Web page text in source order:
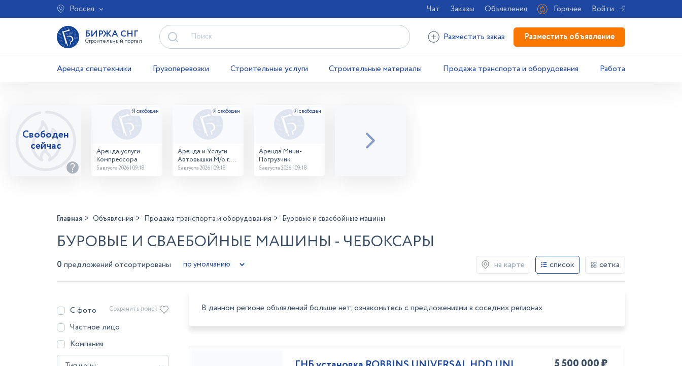
Россия Чат Заказы Объявления Горячее Войти
БИРЖА СНГ
Строительный портал Разместить заказ Разместить объявление
Аренда спецтехники Грузоперевозки Строительные услуги Строительные материалы Продажа транспорта и оборудования Работа
Свободен
сейчас
Аренда услуги
Компрессора
5 августа 2026 | 09:18
Аренда и Услуги
Автовышки М/о г.
Домодедово
5 августа 2026 | 09:18
Аренда Мини-
Погрузчик
5 августа 2026 | 09:18
Главная Объявления Продажа транспорта и оборудования Буровые и сваебойные машины
БУРОВЫЕ И СВАЕБОЙНЫЕ МАШИНЫ - ЧЕБОКСАРЫ
0 предложений отсортированы на карте список сетка
С фото
Частное лицо
Компания
Сохранить поиск В данном регионе объявлений больше нет, ознакомьтесь с предложениями в соседних регионах